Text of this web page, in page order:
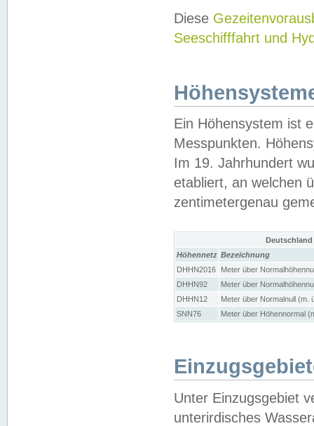
Diese
Seeschifffahrt und
Ein Höhensystem ist
Messpunkten.
Im 19. Jahrhundert
etabliert, an welchen
zentimetergenau
Höhennetz Bezeichnung
DHHN2016
Meter über
DHHN92
Meter über
DHHN12
Meter über Normalnull (m.
SNN76
Meter über Höhennormal
Unter Einzugsgebiet
unterirdisches